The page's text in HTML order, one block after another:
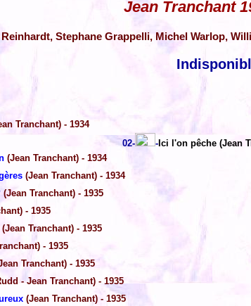
Jean Tranchant
Stephane Grappelli, Michel Warlop,
Tranchant) - 1934
02-
- Ici l'on pêche (Jean
(Jean Tranchant) - 1934
(Jean Tranchant) - 1934
(Jean Tranchant) - 1935
- 1935
Tranchant) - 1935
- 1935
Tranchant) - 1935
- Jean Tranchant) - 1935
(Jean Tranchant) - 1935